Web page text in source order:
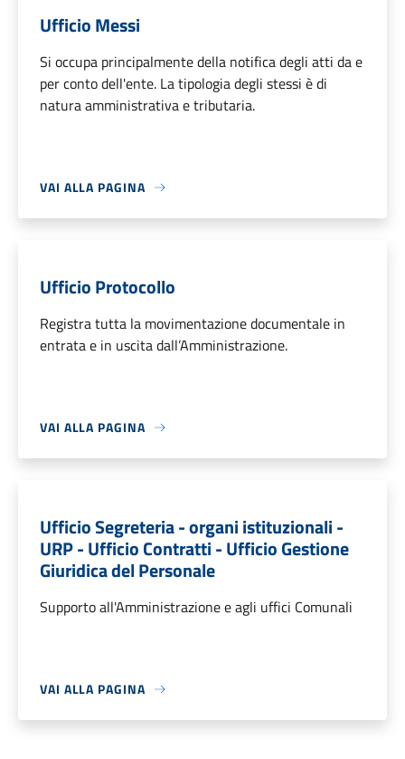
Ufficio Messi
Si occupa principalmente della notifica degli atti da e
per conto dell'ente. La tipologia degli stessi è di
natura amministrativa e tributaria.
VAI ALLA PAGINA
Ufficio Protocollo
Registra tutta la movimentazione documentale in
entrata e in uscita dall’Amministrazione.
VAI ALLA PAGINA
Ufficio Segreteria - organi istituzionali -
URP - Ufficio Contratti - Ufficio Gestione
Giuridica del Personale
Supporto all'Amministrazione e agli uffici Comunali
VAI ALLA PAGINA